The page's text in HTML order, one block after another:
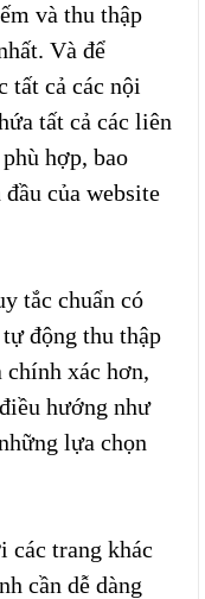
và thu thập
Và để
tất cả các nội
tất cả các liên
hợp, bao
của website
tắc chuẩn có
động thu thập
chính xác hơn,
hướng như
lựa chọn
các trang khác
cần dễ dàng